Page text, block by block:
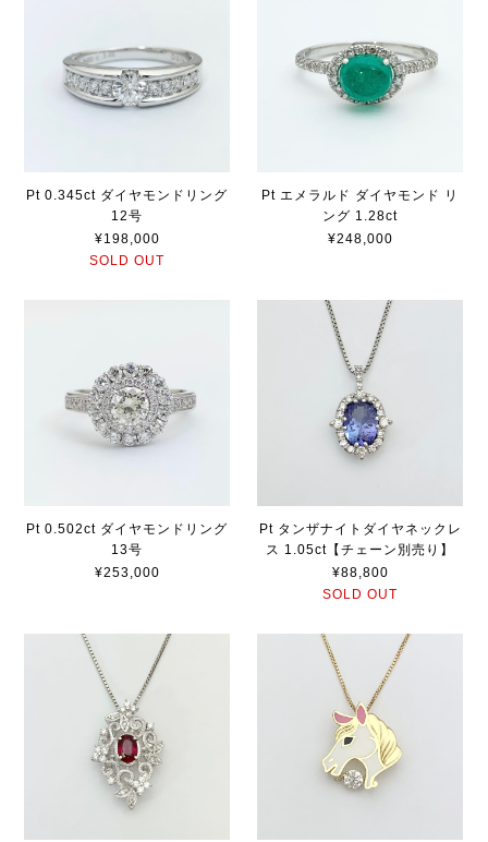
Pt 0.345ct ダイヤモンドリング
12号
¥198,000
SOLD OUT
Pt エメラルド ダイヤモンド リ
ング 1.28ct
¥248,000
Pt 0.502ct ダイヤモンドリング
13号
¥253,000
Pt タンザナイトダイヤネックレ
ス 1.05ct【チェーン別売り】
¥88,800
SOLD OUT